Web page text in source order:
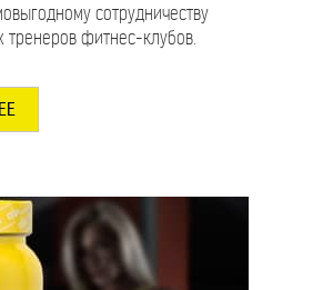
сотрудничеству
фитнес-клубов.